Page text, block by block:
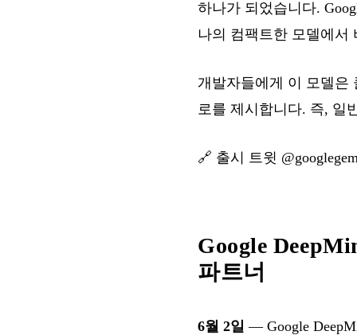
하나가 되었습니다.
나의 컴팩트한 모델에서
개발자들에게 이 모델은
로를 제시합니다. 즉, 일
🔗 출시 트윗
Google
파트너
6월 2일 — Google